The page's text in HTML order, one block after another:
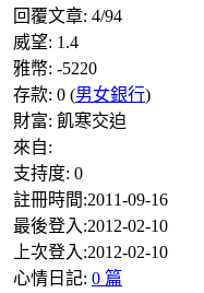
回覆文章: 4/94
威望: 1.4
雅幣: -5220
存款: 0 (男女銀行)
財富: 飢寒交迫
來自:
支持度: 0
註冊時間:2011-09-16
最後登入:2012-02-10
上次登入:2012-02-10
心情日記: 0 篇